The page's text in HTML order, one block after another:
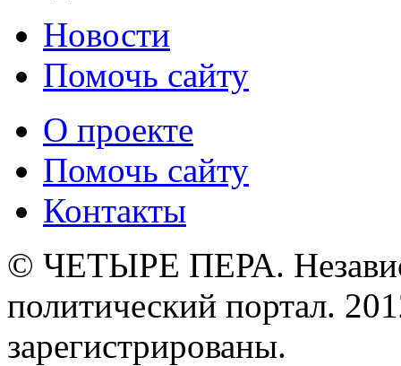
Новости
Помочь сайту
О проекте
Помочь сайту
Контакты
© ЧЕТЫРЕ ПЕРА.
политический портал.
зарегистрированы.